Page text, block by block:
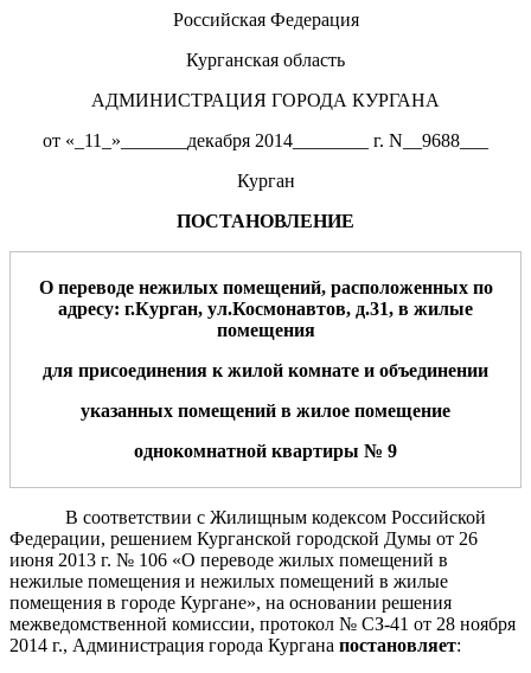
Российская Федерация
Курганская область
АДМИНИСТРАЦИЯ ГОРОДА КУРГАНА
от «_11_»_______декабря 2014________ г. N__9688___
Курган
ПОСТАНОВЛЕНИЕ
О переводе нежилых помещений, расположенных по
адресу: г.Курган, ул.Космонавтов, д.31, в жилые
помещения
для присоединения к жилой комнате и объединении
указанных помещений в жилое помещение
однокомнатной квартиры № 9
В соответствии с Жилищным кодексом Российской
Федерации, решением Курганской городской Думы от 26
июня 2013 г. № 106 «О переводе жилых помещений в
нежилые помещения и нежилых помещений в жилые
помещения в городе Кургане», на основании решения
межведомственной комиссии, протокол № СЗ-41 от 28 ноября
2014 г., Администрация города Кургана постановляет: